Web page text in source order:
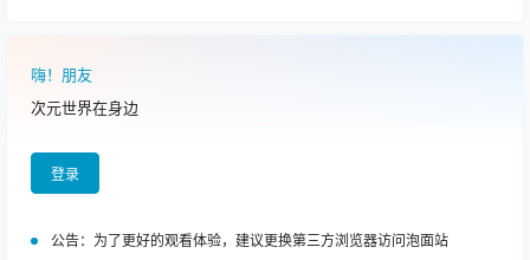
嗨！朋友
次元世界在身边
登录
公告： 为了更好的观看体验，建议更换第三方浏览器访问泡面站